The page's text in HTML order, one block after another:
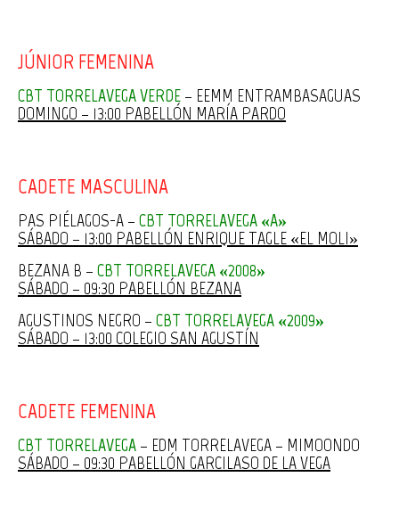
JÚNIOR FEMENINA
CBT TORRELAVEGA VERDE – EEMM ENTRAMBASAGUAS
DOMINGO – 13:00 PABELLÓN MARÍA PARDO
CADETE MASCULINA
PAS PIÉLAGOS-A – CBT TORRELAVEGA «A»
SÁBADO – 13:00 PABELLÓN ENRIQUE TAGLE «EL MOLI»
BEZANA B – CBT TORRELAVEGA «2008»
SÁBADO – 09:30 PABELLÓN BEZANA
AGUSTINOS NEGRO – CBT TORRELAVEGA «2009»
SÁBADO – 13:00 COLEGIO SAN AGUSTÍN
CADETE FEMENINA
CBT TORRELAVEGA – EDM TORRELAVEGA – MIMOONDO
SÁBADO – 09:30 PABELLÓN GARCILASO DE LA VEGA